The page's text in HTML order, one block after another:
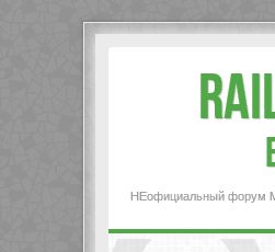
НЕофициальный форум